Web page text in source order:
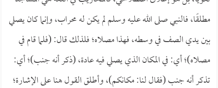
مطلقًا، فالنبي صلى الله عليه وسلم لم يكن له محراب، وإنما كان يصلي
بين يدي الصف في وسطه، فهذا مصلاه؛ فلذلك قال: (فلما قام في
مصلاه)؛ أي: في المكان الذي يصلي فيه عادة، (ذكر أنه جنب)؛ أي:
تذكر أنه جنب (فقال لنا: مكانكم)، وأطلق القول هنا على الإشارة؛